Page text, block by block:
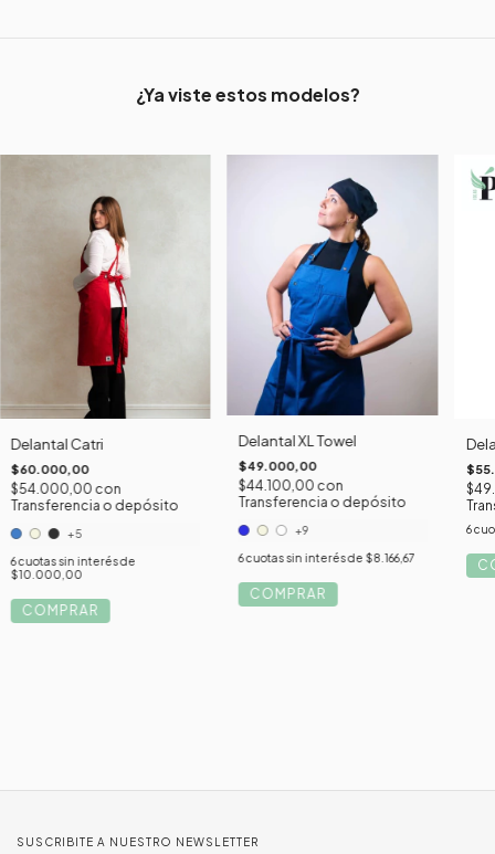
¿Ya viste estos modelos?
Delantal Catri
$60.000,00
$54.000,00 con
Transferencia o depósito
+5
6cuotas sin interés de
$10.000,00
COMPRAR
Delantal XL Towel
$49.000,00
$44.100,00 con
Transferencia o depósito
+9
6cuotas sin interés de $8.166,67
COMPRAR
6
SUSCRIBITE A NUESTRO NEWSLETTER